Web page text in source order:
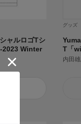
ャルロゴTシ
2023 Winter
グッズ
T「
内田